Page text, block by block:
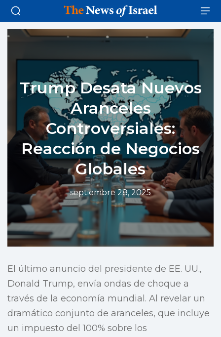
Trump Desata Nuevos
Aranceles
Controversiales:
Reacción de Negocios
Globales
septiembre 28, 2025
El último anuncio del presidente de EE. UU.,
Donald Trump, envía ondas de choque a
través de la economía mundial. Al revelar un
dramático conjunto de aranceles, que incluye
un impuesto del 100% sobre los